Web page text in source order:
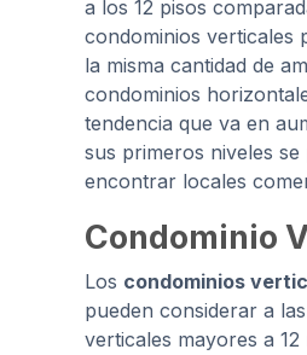
a los 12 pisos
condominios verticales
la misma cantidad de
condominios
tendencia que va en
sus primeros niveles se
encontrar locales
Condominio
Los condominios
pueden considerar a
verticales mayores a 12